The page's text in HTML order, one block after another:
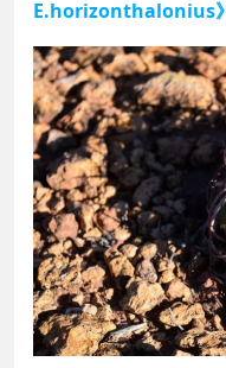
E.horizonthalonius》